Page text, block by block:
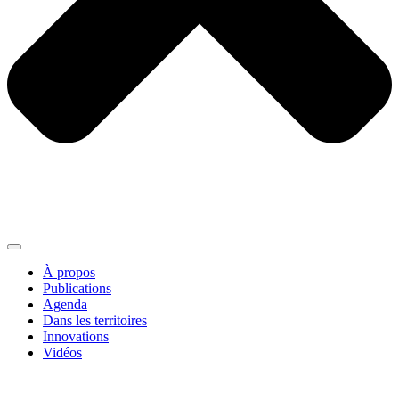
À propos
Publications
Agenda
Dans les territoires
Innovations
Vidéos